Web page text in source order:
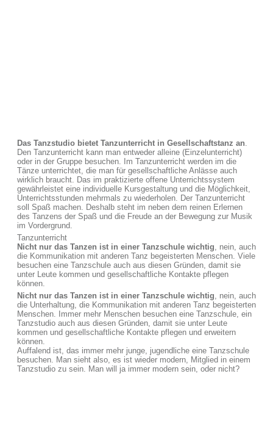
Das Tanzstudio bietet Tanzunterricht in Gesellschaftstanz an.
Den Tanzunterricht kann man entweder alleine (Einzelunterricht)
oder in der Gruppe besuchen. Im Tanzunterricht werden im die
Tänze unterrichtet, die man für gesellschaftliche Anlässe auch
wirklich braucht. Das im praktizierte offene Unterrichtssystem
gewährleistet eine individuelle Kursgestaltung und die Möglichkeit,
Unterrichtsstunden mehrmals zu wiederholen. Der Tanzunterricht
soll Spaß machen. Deshalb steht im neben dem reinen Erlernen
des Tanzens der Spaß und die Freude an der Bewegung zur Musik
im Vordergrund.
Tanzunterricht
Nicht nur das Tanzen ist in einer Tanzschule wichtig, nein, auch
die Kommunikation mit anderen Tanz begeisterten Menschen. Viele
besuchen eine Tanzschule auch aus diesen Gründen, damit sie
unter Leute kommen und gesellschaftliche Kontakte pflegen
können.
Nicht nur das Tanzen ist in einer Tanzschule wichtig, nein, auch
die Unterhaltung, die Kommunikation mit anderen Tanz begeisterten
Menschen. Immer mehr Menschen besuchen eine Tanzschule, ein
Tanzstudio auch aus diesen Gründen, damit sie unter Leute
kommen und gesellschaftliche Kontakte pflegen und erweitern
können.
Auffalend ist, das immer mehr junge, jugendliche eine Tanzschule
besuchen. Man sieht also, es ist wieder modern, Mitglied in einem
Tanzstudio zu sein. Man will ja immer modern sein, oder nicht?